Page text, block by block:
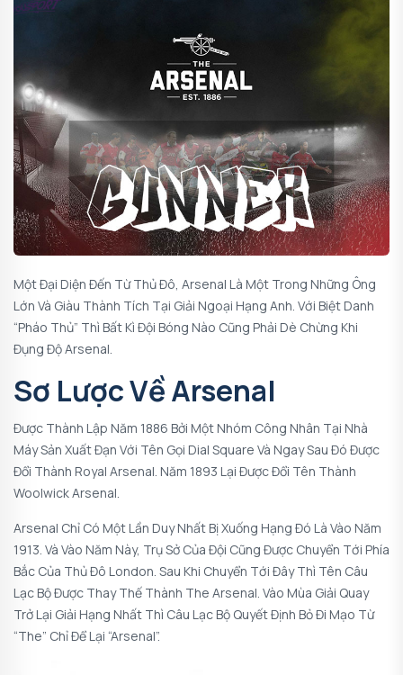
Một Đại Diện Đến Từ Thủ Đô, Arsenal Là Một Trong Những Ông
Lớn Và Giàu Thành Tích Tại Giải Ngoại Hạng Anh. Với Biệt Danh
“Pháo Thủ” Thì Bất Kì Đội Bóng Nào Cũng Phải Dè Chừng Khi
Đụng Độ Arsenal.
Sơ Lược Về Arsenal
Được Thành Lập Năm 1886 Bởi Một Nhóm Công Nhân Tại Nhà
Máy Sản Xuất Đạn Với Tên Gọi Dial Square Và Ngay Sau Đó Được
Đổi Thành Royal Arsenal. Năm 1893 Lại Được Đổi Tên Thành
Woolwick Arsenal.
Arsenal Chỉ Có Một Lần Duy Nhất Bị Xuống Hạng Đó Là Vào Năm
1913. Và Vào Năm Này, Trụ Sở Của Đội Cũng Được Chuyển Tới Phía
Bắc Của Thủ Đô London. Sau Khi Chuyển Tới Đây Thì Tên Câu
Lạc Bộ Được Thay Thế Thành The Arsenal. Vào Mùa Giải Quay
Trở Lại Giải Hạng Nhất Thì Câu Lạc Bộ Quyết Định Bỏ Đi Mạo Từ
“The” Chỉ Để Lại “Arsenal”.